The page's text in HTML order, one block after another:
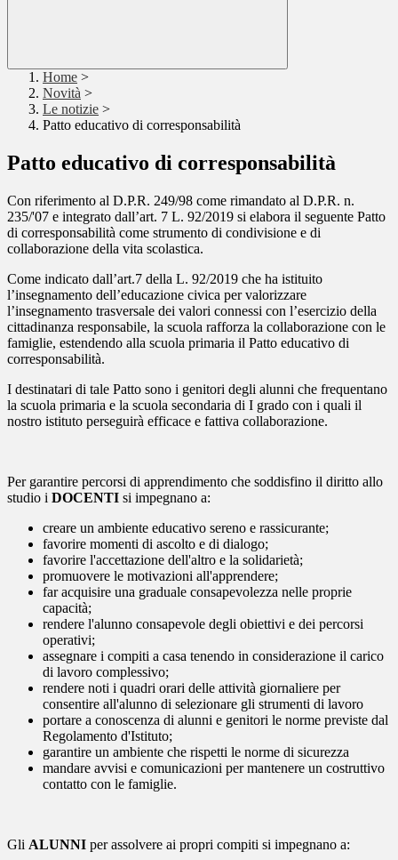
Home >
Novità >
Le notizie >
Patto educativo di corresponsabilità
Patto educativo di corresponsabilità
Con riferimento al D.P.R. 249/98 come rimandato al D.P.R. n.
235/'07 e integrato dall’art. 7 L. 92/2019 si elabora il seguente Patto
di corresponsabilità come strumento di condivisione e di
collaborazione della vita scolastica.
Come indicato dall’art.7 della L. 92/2019 che ha istituito
l’insegnamento dell’educazione civica per valorizzare
l’insegnamento trasversale dei valori connessi con l’esercizio della
cittadinanza responsabile, la scuola rafforza la collaborazione con le
famiglie, estendendo alla scuola primaria il Patto educativo di
corresponsabilità.
I destinatari di tale Patto sono i genitori degli alunni che frequentano
la scuola primaria e la scuola secondaria di I grado con i quali il
nostro istituto perseguirà efficace e fattiva collaborazione.
Per garantire percorsi di apprendimento che soddisfino il diritto allo
studio i DOCENTI si impegnano a:
creare un ambiente educativo sereno e rassicurante;
favorire momenti di ascolto e di dialogo;
favorire l'accettazione dell'altro e la solidarietà;
promuovere le motivazioni all'apprendere;
far acquisire una graduale consapevolezza nelle proprie
capacità;
rendere l'alunno consapevole degli obiettivi e dei percorsi
operativi;
assegnare i compiti a casa tenendo in considerazione il carico
di lavoro complessivo;
rendere noti i quadri orari delle attività giornaliere per
consentire all'alunno di selezionare gli strumenti di lavoro
portare a conoscenza di alunni e genitori le norme previste dal
Regolamento d'Istituto;
garantire un ambiente che rispetti le norme di sicurezza
mandare avvisi e comunicazioni per mantenere un costruttivo
contatto con le famiglie.
Gli ALUNNI per assolvere ai propri compiti si impegnano a: